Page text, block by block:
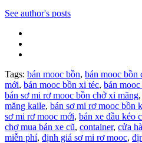
See author's posts
Tags: bán mooc bồn, bán mooc bồn
mới, bán mooc bồn xi téc, bán
bán sơ mi rơ mooc bồn chở xi măng,
măng kaile, bán sơ mi rơ mooc bồn
sơ mi rơ mooc mới, bán xe đầu kéo
chợ mua bán xe cũ, container, cửa
miễn phí, định giá sơ mi rơ mooc,